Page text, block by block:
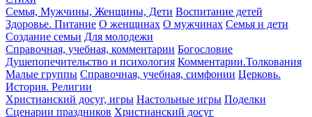
Семья, Мужчины, Женщины, Дети Воспитание детей
Здоровье. Питание О женщинах О мужчинах Семья и дети
Создание семьи Для молодежи
Справочная, учебная, комментарии Богословие
Душепопечительство и психология Комментарии.Толкования
Малые группы Справочная, учебная, симфонии Церковь.
История. Религии
Христианский досуг, игры Настольные игры Поделки
Сценарии праздников Христианский досуг